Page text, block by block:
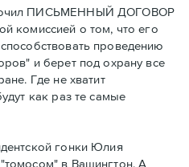
ПИСЬМЕННЫЙ ДОГОВОР
комиссией о том, что его
проведению
и берет под охрану все
Где не хватит
как раз те самые
гонки Юлия
в Вашингтон. А